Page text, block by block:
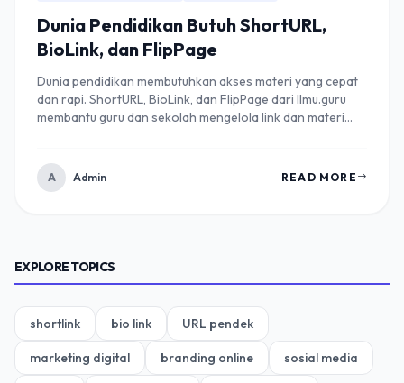
Dunia Pendidikan Butuh ShortURL,
BioLink, dan FlipPage
Dunia pendidikan membutuhkan akses materi yang cepat
dan rapi. ShortURL, BioLink, dan FlipPage dari Ilmu.guru
membantu guru dan sekolah mengelola link dan materi
A Admin READ MORE
EXPLORE TOPICS
shortlink bio link URL pendek
marketing digital branding online sosial media